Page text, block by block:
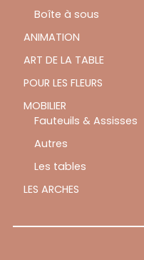
Boîte à sous
ANIMATION
ART DE LA TABLE
POUR LES FLEURS
MOBILIER
Fauteuils & Assisses
Autres
Les tables
LES ARCHES